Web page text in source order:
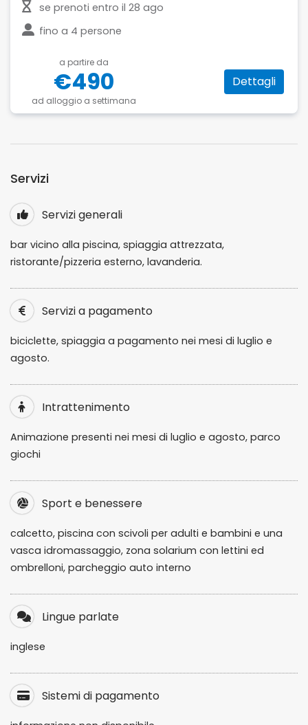
se prenoti entro il 28 ago
fino a 4 persone
a partire da
€490
ad alloggio a settimana
Dettagli
Servizi
Servizi generali
bar vicino alla piscina, spiaggia attrezzata,
ristorante/pizzeria esterno, lavanderia.
Servizi a pagamento
biciclette, spiaggia a pagamento nei mesi di luglio e
agosto.
Intrattenimento
Animazione presenti nei mesi di luglio e agosto, parco
giochi
Sport e benessere
calcetto, piscina con scivoli per adulti e bambini e una
vasca idromassaggio, zona solarium con lettini ed
ombrelloni, parcheggio auto interno
Lingue parlate
inglese
Sistemi di pagamento